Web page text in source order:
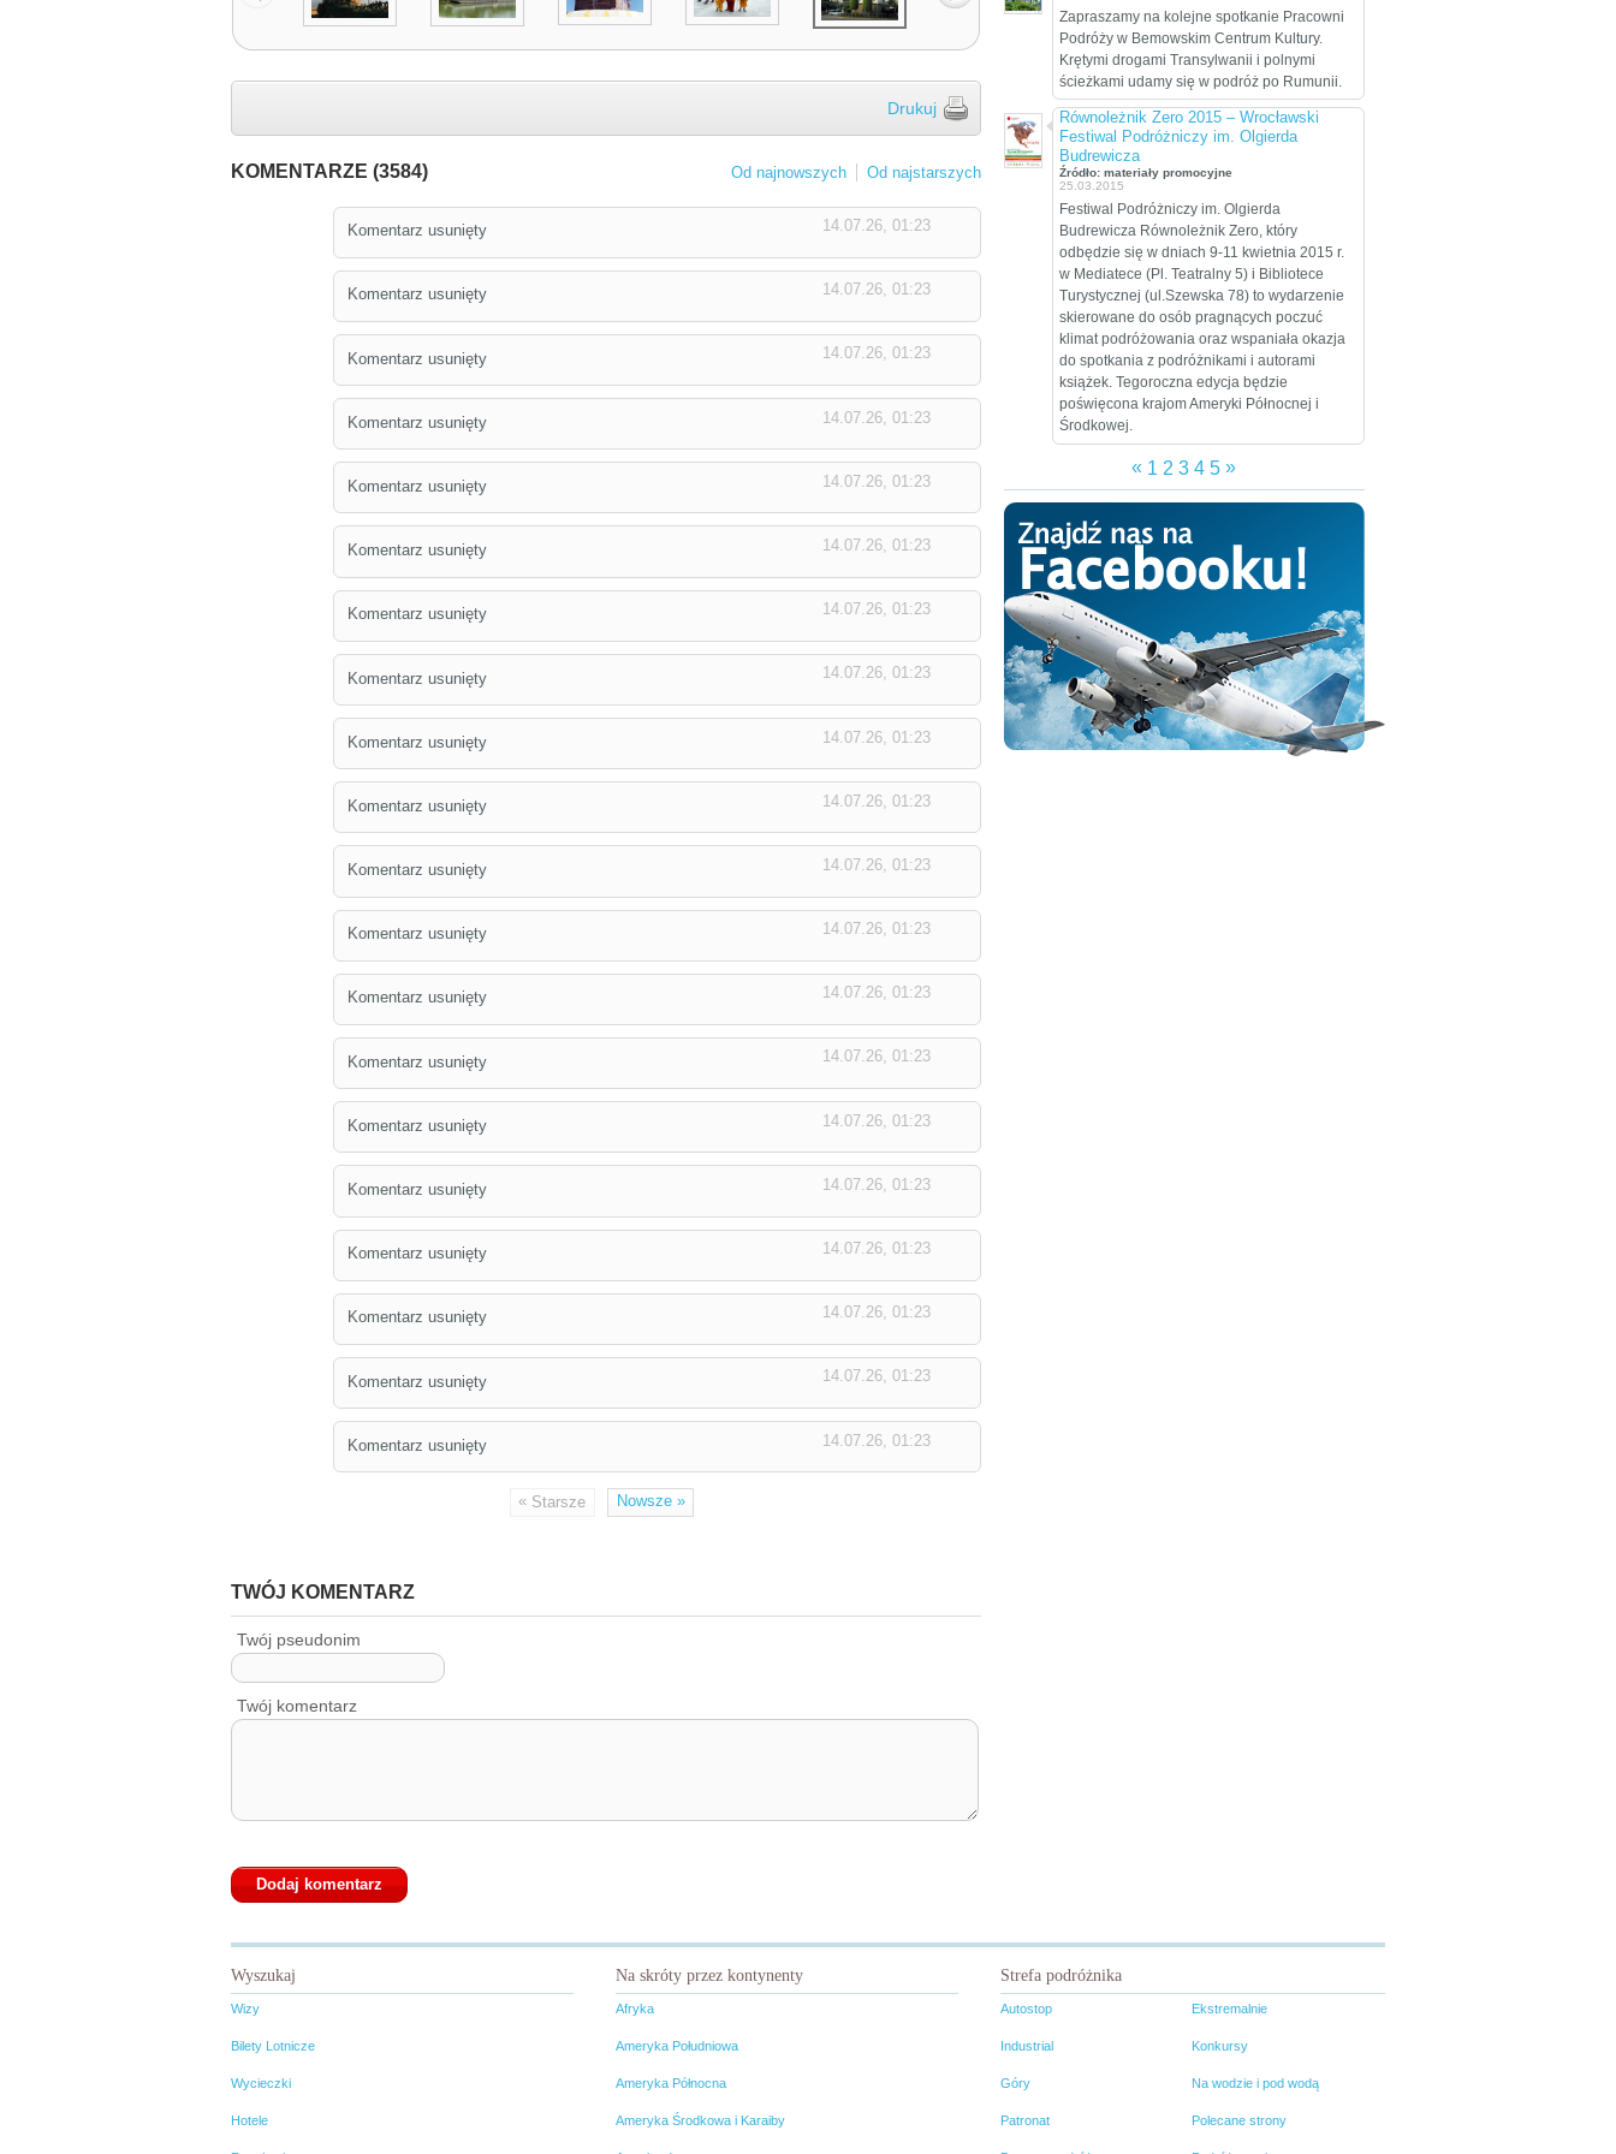
Drukuj
KOMENTARZE (3584) Od najnowszych Od najstarszych
14.07.26, 01:23
Komentarz usunięty
14.07.26, 01:23
Komentarz usunięty
14.07.26, 01:23
Komentarz usunięty
14.07.26, 01:23
Komentarz usunięty
14.07.26, 01:23
Komentarz usunięty
14.07.26, 01:23
Komentarz usunięty
14.07.26, 01:23
Komentarz usunięty
14.07.26, 01:23
Komentarz usunięty
14.07.26, 01:23
Komentarz usunięty
14.07.26, 01:23
Komentarz usunięty
14.07.26, 01:23
Komentarz usunięty
14.07.26, 01:23
Komentarz usunięty
14.07.26, 01:23
Komentarz usunięty
14.07.26, 01:23
Komentarz usunięty
14.07.26, 01:23
Komentarz usunięty
14.07.26, 01:23
Komentarz usunięty
14.07.26, 01:23
Komentarz usunięty
14.07.26, 01:23
Komentarz usunięty
14.07.26, 01:23
Komentarz usunięty
14.07.26, 01:23
Komentarz usunięty
« Starsze Nowsze»
TWÓJ KOMENTARZ
Twój pseudonim
Twój komentarz
celem są Stany
Zjednoczone, które
zamierzają przejechać
wzdłuż i wszerz w
trakcie dwumiesięcznej
eskapady.
Zapraszamy na kolejne spotkanie Pracowni
Podróży w Bemowskim Centrum Kultury.
Krętymi drogami Transylwanii i polnymi
ścieżkami udamy się w podróż po Rumunii.
Równoleżnik Zero 2015 – Wrocławski
Festiwal Podróżniczy im. Olgierda
Budrewicza
Źródło: materiały promocyjne
25.03.2015
Festiwal Podróżniczy im. Olgierda
Budrewicza Równoleżnik Zero, który
odbędzie się w dniach 9-11 kwietnia 2015 r.
w Mediatece (Pl. Teatralny 5) i Bibliotece
Turystycznej (ul.Szewska 78) to wydarzenie
skierowane do osób pragnących poczuć
klimat podróżowania oraz wspaniała okazja
do spotkania z podróżnikami i autorami
książek. Tegoroczna edycja będzie
poświęcona krajom Ameryki Północnej i
Środkowej.
« 1 2 3 4 5 »
Wyszukaj
Wizy
Bilety Lotnicze
Wycieczki
Hotele
Na skróty przez kontynenty
Afryka
Ameryka Południowa
Ameryka Północna
Ameryka Środkowa i Karaiby
Strefa podróżnika
Autostop Ekstremalnie
Industrial Konkursy
Góry Na wodzie i pod wodą
Patronat Polecane strony